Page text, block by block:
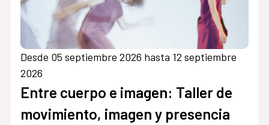
Desde 05 septiembre 2026 hasta 12 septiembre
2026
Entre cuerpo e imagen: Taller de
movimiento, imagen y presencia